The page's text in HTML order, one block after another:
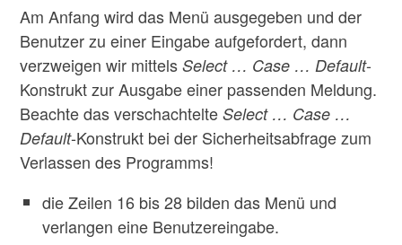
Am Anfang wird das Menü ausgegeben und der
Benutzer zu einer Eingabe aufgefordert, dann
verzweigen wir mittelsSelect … Case … Default-
Konstrukt zur Ausgabe einer passenden Meldung.
Beachte das verschachtelteSelect … Case …
Default-Konstrukt bei der Sicherheitsabfrage zum
Verlassen des Programms!
die Zeilen 16 bis 28 bilden das Menü und
verlangen eine Benutzereingabe.